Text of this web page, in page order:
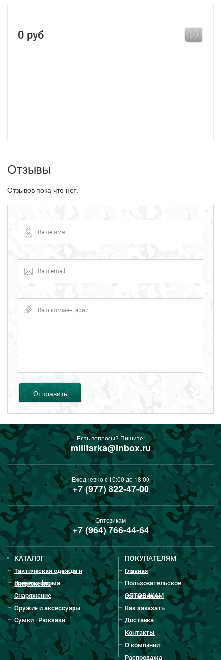
0 руб
Отзывы
Отзывов пока что нет.
Отправить
Есть вопросы? Пишите!
militarka@inbox.ru
Ежедневно с 10:00 до 18:00
+7 (977) 822-47-00
Оптовикам
+7 (964) 766-44-64
КАТАЛОГ
Тактическая одежда и
снаряжение
Военная форма
Снаряжение
Оружие и аксессуары
Сумки - Рюкзаки
ПОКУПАТЕЛЯМ
Главная
Пользовательское
соглашение
ОПТОВИКАМ
Как заказать
Доставка
Контакты
О компании
Распродажа